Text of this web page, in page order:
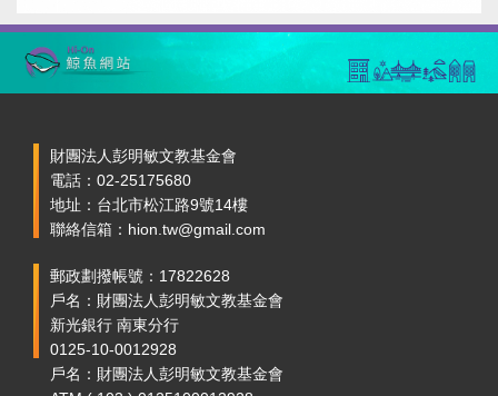
財團法人彭明敏文教基金會
電話：02-25175680
地址：台北市松江路9號14樓
聯絡信箱：hion.tw@gmail.com
郵政劃撥帳號：17822628
戶名：財團法人彭明敏文教基金會
新光銀行 南東分行
0125-10-0012928
戶名：財團法人彭明敏文教基金會